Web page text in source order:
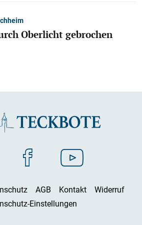
Oberlicht gebrochen
AGB Kontakt
Widerruf
Einstellungen